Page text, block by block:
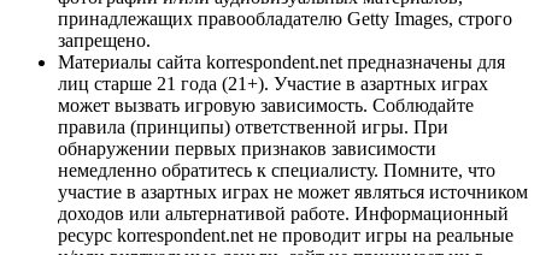
принадлежащих правообладателю Getty Images, строго
запрещено.
Материалы сайта korrespondent.net предназначены для
лиц старше 21 года (21+). Участие в азартных играх
может вызвать игровую зависимость. Соблюдайте
правила (принципы) ответственной игры. При
обнаружении первых признаков зависимости
немедленно обратитесь к специалисту. Помните, что
участие в азартных играх не может являться источником
доходов или альтернативой работе. Информационный
ресурс korrespondent.net не проводит игры на реальные